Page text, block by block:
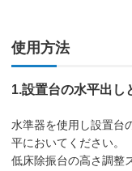
使用方法
1.設置台の水平出し
水準器を使用し設置台
平においてください。
低床除振台の高さ調整